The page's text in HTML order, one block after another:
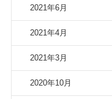
2021年6月
2021年4月
2021年3月
2020年10月